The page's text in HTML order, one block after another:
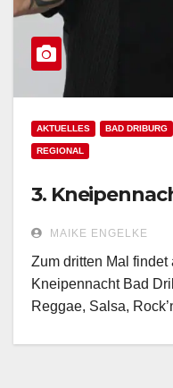
AKTUELLES BAD DRIBURG
REGIONAL
3.
MAIKE ENGELKE
Zum dritten Mal
Kneipennacht Bad
Reggae, Salsa,